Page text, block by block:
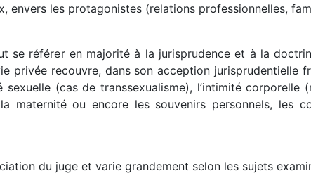
envers les protagonistes (relations professionnelles,
se référer en majorité à la jurisprudence et à la
privée recouvre, dans son acception jurisprudentielle
sexuelle (cas de transsexualisme), l’intimité corporelle
maternité ou encore les souvenirs personnels, les
du juge et varie grandement selon les sujets